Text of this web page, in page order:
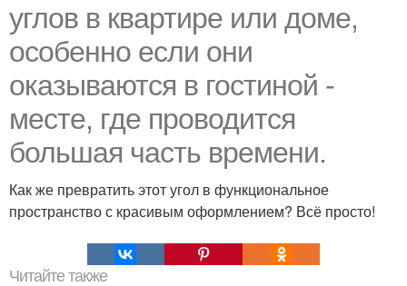
углов в квартире или доме,
особенно если они
оказываются в гостиной -
месте, где проводится
большая часть времени.
Как же превратить этот угол в функциональное
пространство с красивым оформлением? Всё просто!
Читайте также